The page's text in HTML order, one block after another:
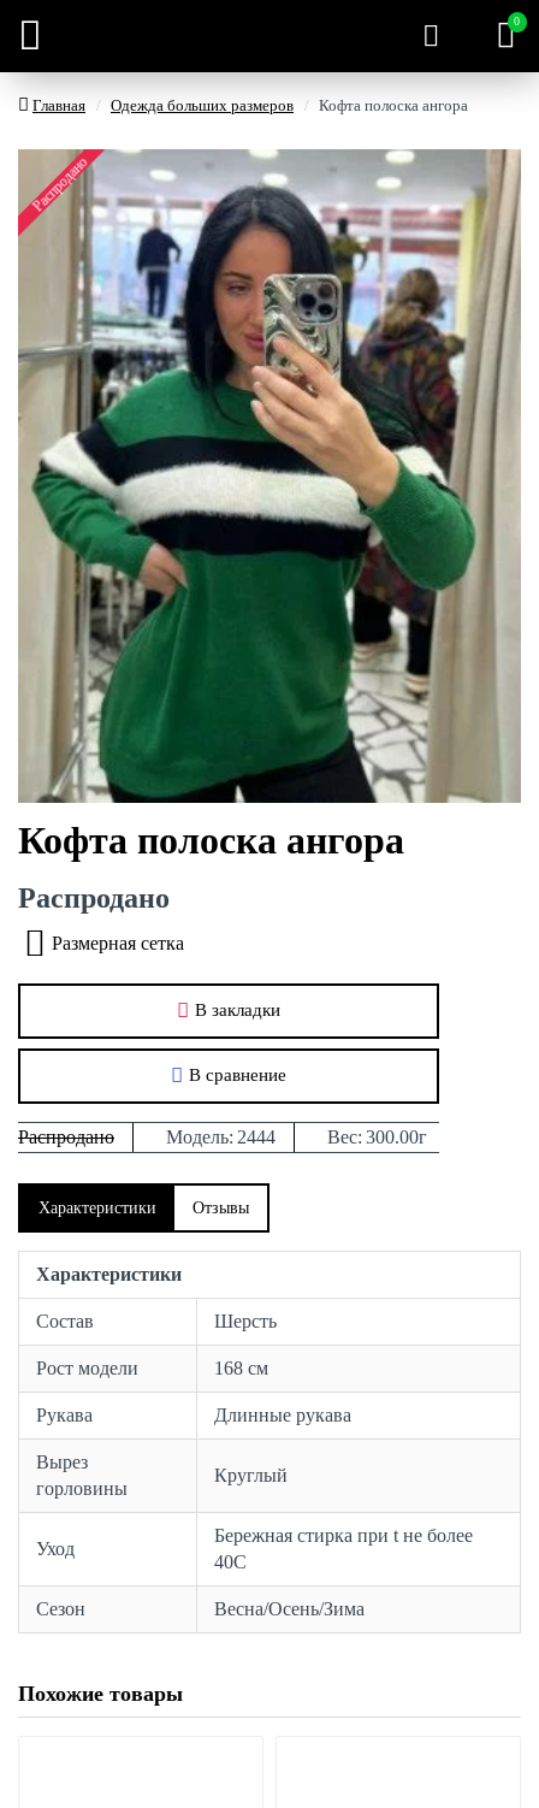
0
Главная Одежда больших размеров Кофта полоска ангора
Распродано
Кофта полоска ангора
Распродано Модель: 2444 Вес: 300.00г
Распродано
В закладки
В сравнение
Размерная сетка
Характеристики Отзывы
Характеристики
Состав Шерсть
Рост модели 168 см
Рукава Длинные рукава
Вырез
горловины
Круглый
Уход
Бережная стирка при t не более
40С
Сезон Весна/Осень/Зима
Похожие товары